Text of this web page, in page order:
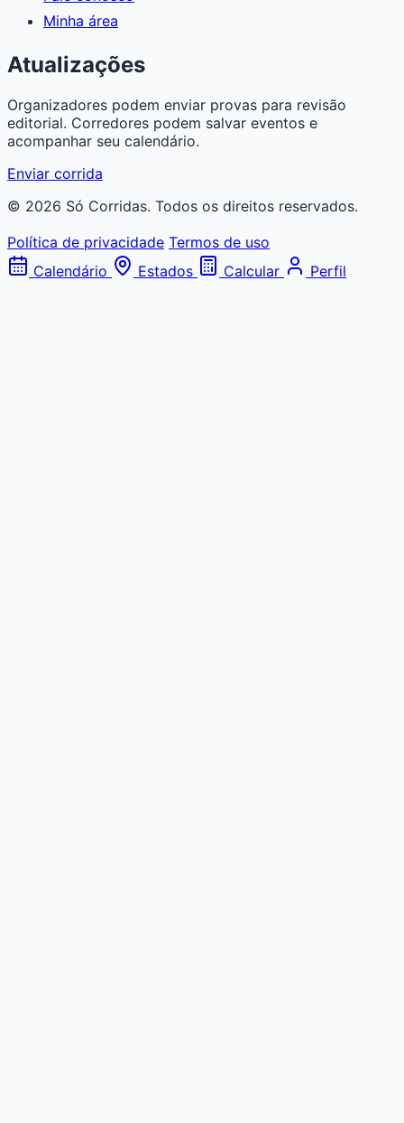
Minha área
Atualizações
Organizadores podem enviar provas para revisão
editorial. Corredores podem salvar eventos e
acompanhar seu calendário.
Enviar corrida
© 2026 Só Corridas. Todos os direitos reservados.
Política de privacidade Termos de uso
Calendário
Estados Calcular Perfil